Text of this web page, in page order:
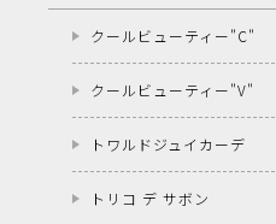
クールビューティー"C"
クールビューティー"V"
トワルドジュイカーデ
トリコ デ サボン